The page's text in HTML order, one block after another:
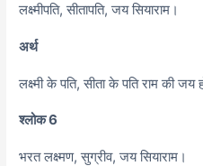
लक्ष्मीपति, सीतापति, जय सियाराम।
अर्थ
लक्ष्मी के पति, सीता के पति राम की जय
श्लोक 6
भरत लक्ष्मण, सुग्रीव, जय सियाराम।